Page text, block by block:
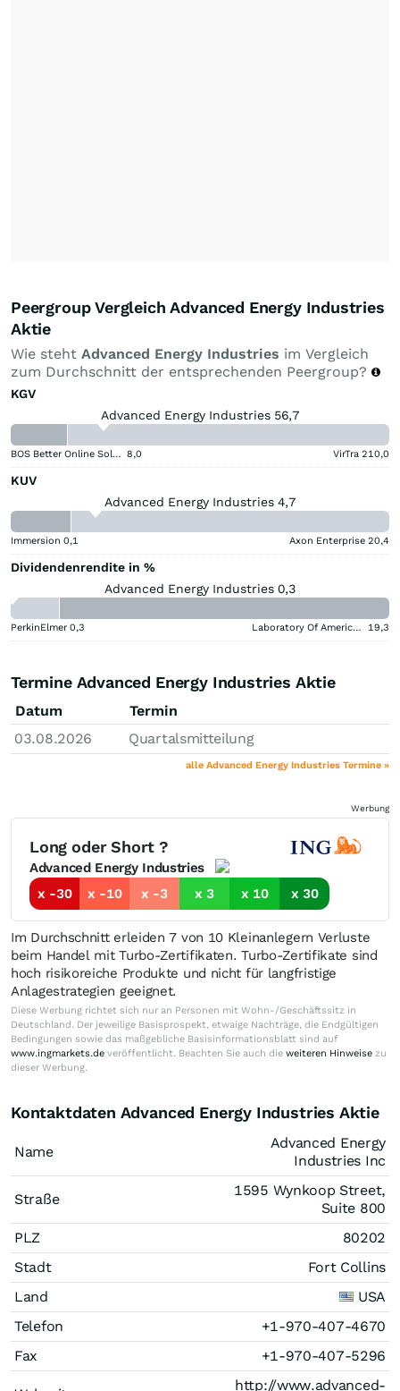
Peergroup Vergleich Advanced Energy Industries
Aktie
Wie steht Advanced Energy Industries im Vergleich
zum Durchschnitt der entsprechenden Peergroup?
KGV
Advanced Energy Industries 56,7
BOS Better Online Solutions 8,0 VirTra 210,0
KUV
Advanced Energy Industries 4,7
Immersion 0,1 Axon Enterprise 20,4
Dividendenrendite in %
Advanced Energy Industries 0,3
PerkinElmer 0,3 Laboratory Of America Holdings 19,3
Termine Advanced Energy Industries Aktie
Datum
Termin
03.08.2026
Quartalsmitteilung
alle Advanced Energy Industries Termine »
Werbung
Long oder Short ?
Advanced Energy Industries
x -30
x -10 x -3 x 3 x 10 x 30
Im Durchschnitt erleiden 7 von 10 Kleinanlegern Verluste
beim Handel mit Turbo-Zertifikaten. Turbo-Zertifikate sind
hoch risikoreiche Produkte und nicht für langfristige
Anlagestrategien geeignet.
Diese Werbung richtet sich nur an Personen mit Wohn-/Geschäftssitz in
Deutschland. Der jeweilige Basisprospekt, etwaige Nachträge, die Endgültigen
Bedingungen sowie das maßgebliche Basisinformationsblatt sind auf
www.ingmarkets.de veröffentlicht. Beachten Sie auch die weiteren Hinweise zu
dieser Werbung.
Kontaktdaten Advanced Energy Industries Aktie
Name
Advanced Energy
Industries Inc
Straße
1595 Wynkoop Street,
Suite 800
PLZ
80202
Stadt
Fort Collins
Land
USA
Telefon
+1-970-407-4670
Fax
+1-970-407-5296
http://www.advanced-